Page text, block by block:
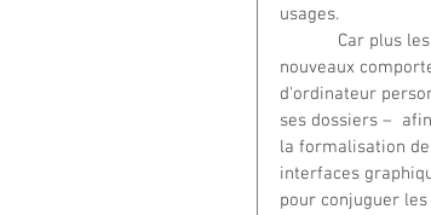
usages.
nouveaux
d'ordinateur
ses dossiers –
la formalisation
interfaces
pour conjuguer